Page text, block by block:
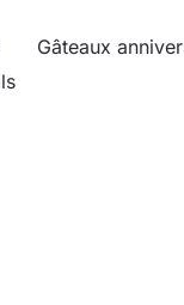
Gâteaux